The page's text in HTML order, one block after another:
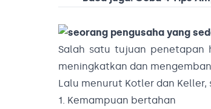
Salah satu tujuan penetapan
meningkatkan dan
Lalu menurut Kotler dan
1. Kemampuan bertahan